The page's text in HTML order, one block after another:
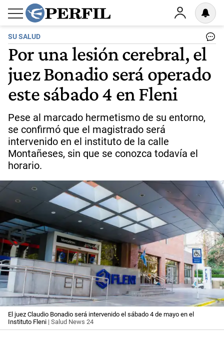
SU SALUD
Por una lesión cerebral, el
juez Bonadio será operado
este sábado 4 en Fleni
Pese al marcado hermetismo de su entorno,
se confirmó que el magistrado será
intervenido en el instituto de la calle
Montañeses, sin que se conozca todavía el
horario.
El juez Claudio Bonadio será intervenido el sábado 4 de mayo en el
Instituto Fleni | Salud News 24